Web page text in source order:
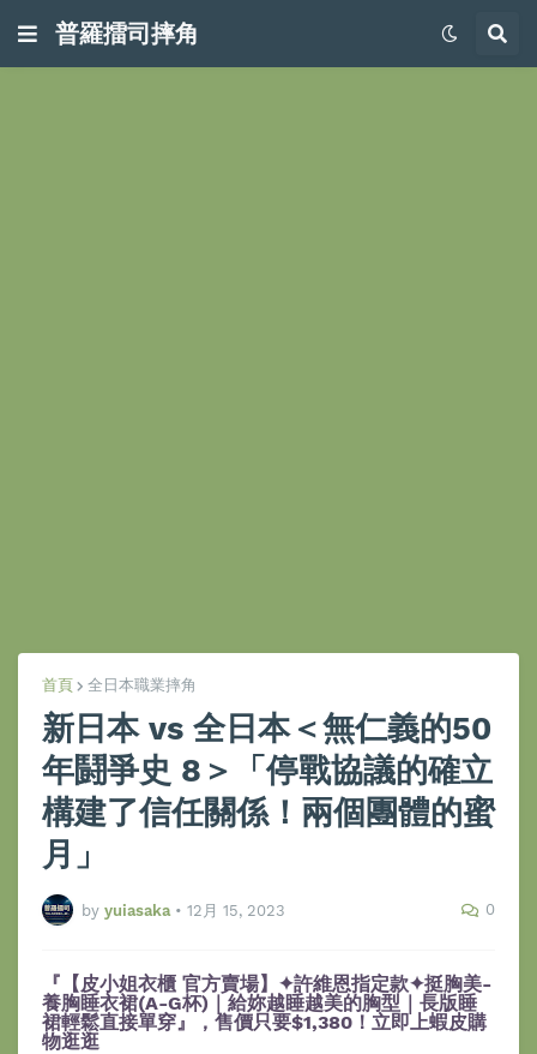
普羅擂司摔角
首頁 全日本職業摔角
新日本 vs 全日本＜無仁義的50
年鬪爭史 8＞「停戰協議的確立
構建了信任關係！兩個團體的蜜
月」
by yuiasaka • 12月 15, 2023 0
『【皮小姐衣櫃 官方賣場】✦許維恩指定款✦挺胸美-
養胸睡衣裙(A-G杯)｜給妳越睡越美的胸型｜長版睡
裙輕鬆直接單穿』，售價只要$1,380！立即上蝦皮購
物逛逛